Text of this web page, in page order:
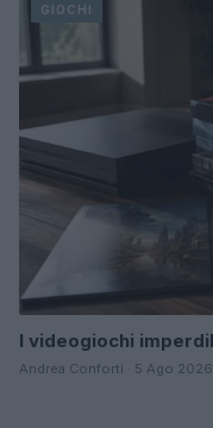
GIOCHI
I videogiochi
Andrea Conforti · 5 Ago 2026